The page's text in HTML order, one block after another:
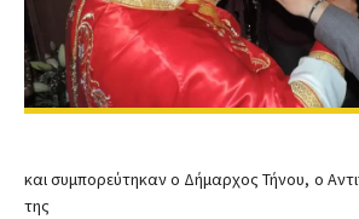
και συμπορεύτηκαν ο Δήμαρχος Τήνου, ο
της